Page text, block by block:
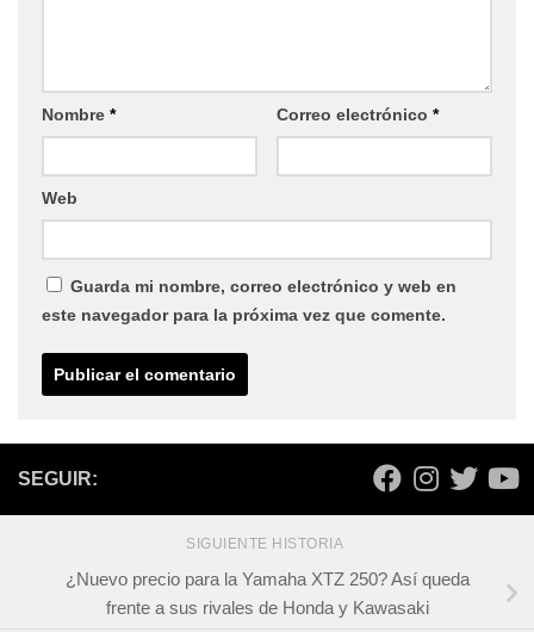
Nombre * Correo electrónico *
Web
Guarda mi nombre, correo electrónico y web en
este navegador para la próxima vez que comente.
SEGUIR:
SIGUIENTE HISTORIA
¿Nuevo precio para la Yamaha XTZ 250? Así queda
frente a sus rivales de Honda y Kawasaki